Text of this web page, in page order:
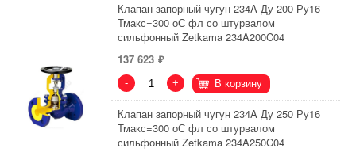
Клапан запорный чугун 234A Ду 200 Ру16
Тмакс=300 оС фл со штурвалом
сильфонный Zetkama 234A200C04
137 623
- + В корзину
Клапан запорный чугун 234A Ду 250 Ру16
Тмакс=300 оС фл со штурвалом
сильфонный Zetkama 234A250C04